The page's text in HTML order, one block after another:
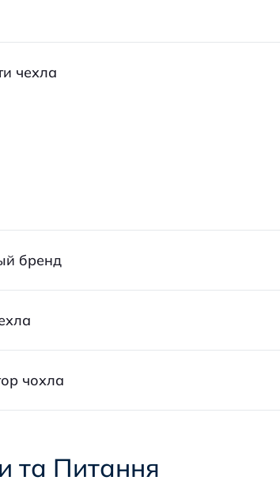
чехла
бренд
чохла
та Питання